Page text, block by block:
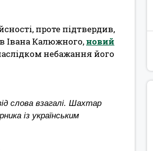
проте підтвердив,
Івана Калюжного,новий
небажання його
слова взагалі. Шахтар
із українським